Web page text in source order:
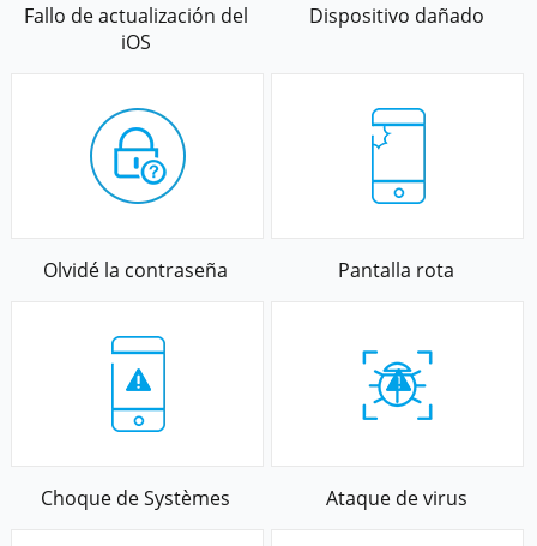
Fallo de actualización del
iOS
Dispositivo dañado
Olvidé la contraseña Pantalla rota
Choque de Systèmes Ataque de virus